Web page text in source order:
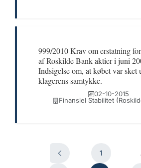
999/2010 Krav om erstatning
af Roskilde Bank aktier i juni
Indsigelse om, at købet var sket
klagerens samtykke.
02-10-2015
Finansiel Stabilitet
1